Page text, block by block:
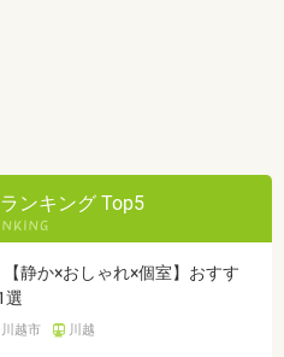
ンキング Top5
【静か×おしゃれ×個室】おすす
選
川越市 川越